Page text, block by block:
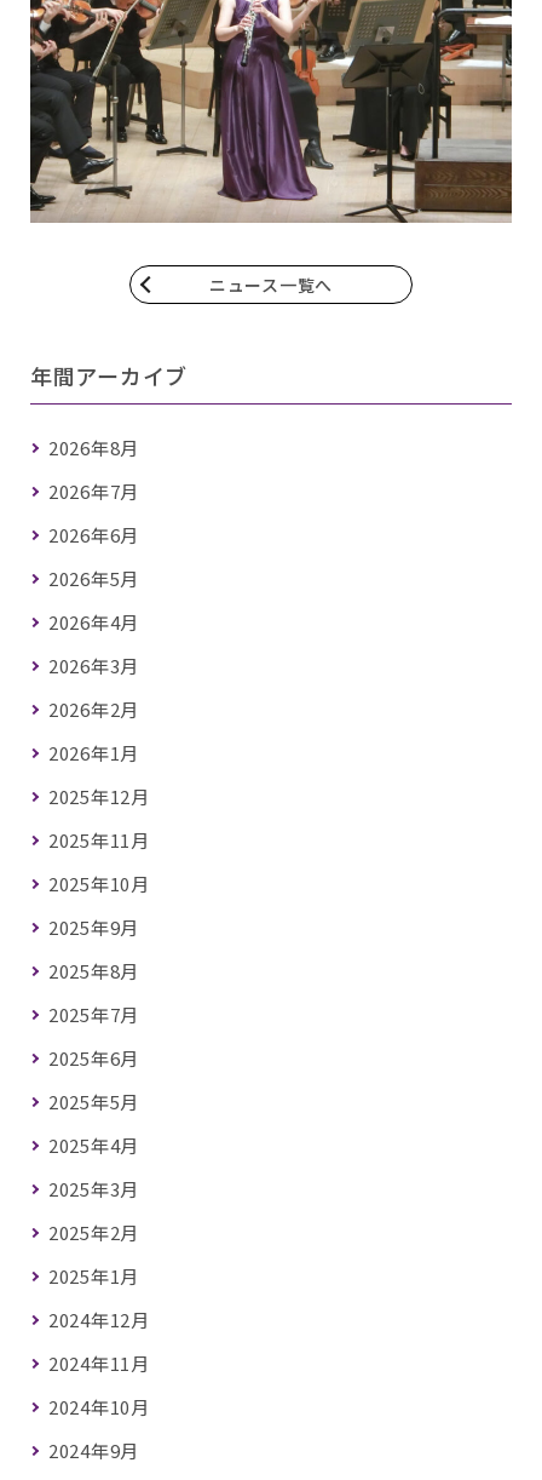
ニュース一覧へ
年間アーカイブ
2026年8月
2026年7月
2026年6月
2026年5月
2026年4月
2026年3月
2026年2月
2026年1月
2025年12月
2025年11月
2025年10月
2025年9月
2025年8月
2025年7月
2025年6月
2025年5月
2025年4月
2025年3月
2025年2月
2025年1月
2024年12月
2024年11月
2024年10月
2024年9月